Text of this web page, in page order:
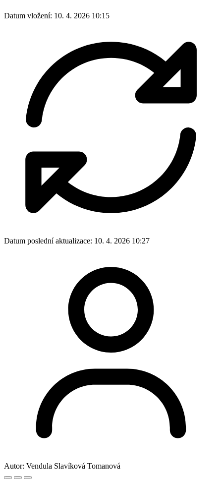
Datum vložení: 10. 4. 2026 10:15
Datum poslední aktualizace: 10. 4. 2026 10:27
Autor: Vendula Slavíková Tomanová